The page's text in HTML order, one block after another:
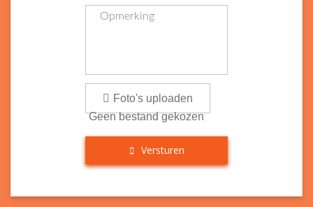
Foto's uploaden
Geen bestand gekozen
Versturen